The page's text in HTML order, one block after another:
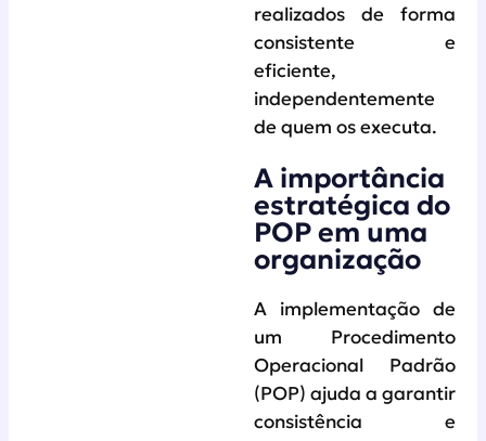
realizados de forma
consistente e
eficiente,
independentemente
de quem os executa.
A importância
estratégica do
POP em uma
organização
A implementação de
um Procedimento
Operacional Padrão
(POP) ajuda a garantir
consistência e